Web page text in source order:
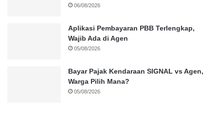
06/08/2026
Aplikasi Pembayaran PBB Terlengkap,
Wajib Ada di Agen
05/08/2026
Bayar Pajak Kendaraan SIGNAL vs Agen,
Warga Pilih Mana?
05/08/2026